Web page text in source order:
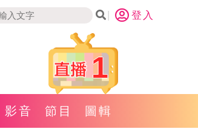
登入
1
影音 節目 圖輯